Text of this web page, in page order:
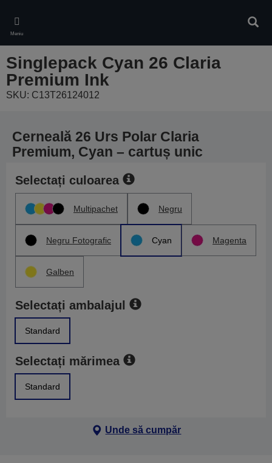
main
content
Meniu
Singlepack Cyan 26 Claria
Premium Ink
SKU: C13T26124012
Cerneală 26 Urs Polar Claria
Premium, Cyan – cartuș unic
Selectați culoarea
Multipachet Negru
Negru Fotografic Cyan Magenta
Galben
Selectați ambalajul
Standard
Selectați mărimea
Standard
Unde să cumpăr